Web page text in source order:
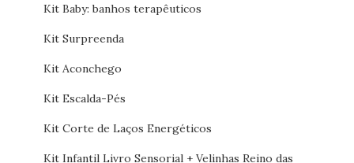
Kit Baby: banhos terapêuticos
Kit Surpreenda
Kit Aconchego
Kit Escalda-Pés
Kit Corte de Laços Energéticos
Kit Infantil Livro Sensorial + Velinhas Reino das